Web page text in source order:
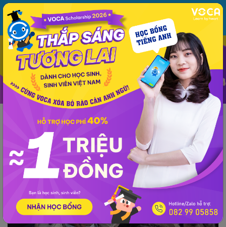
MENU ĐĂNG NHẬP
Từ vựng Ngữ pháp Mẫu câu Học phát âm Luyện viết
Phương pháp - kinh nghiệm
Lời dịch